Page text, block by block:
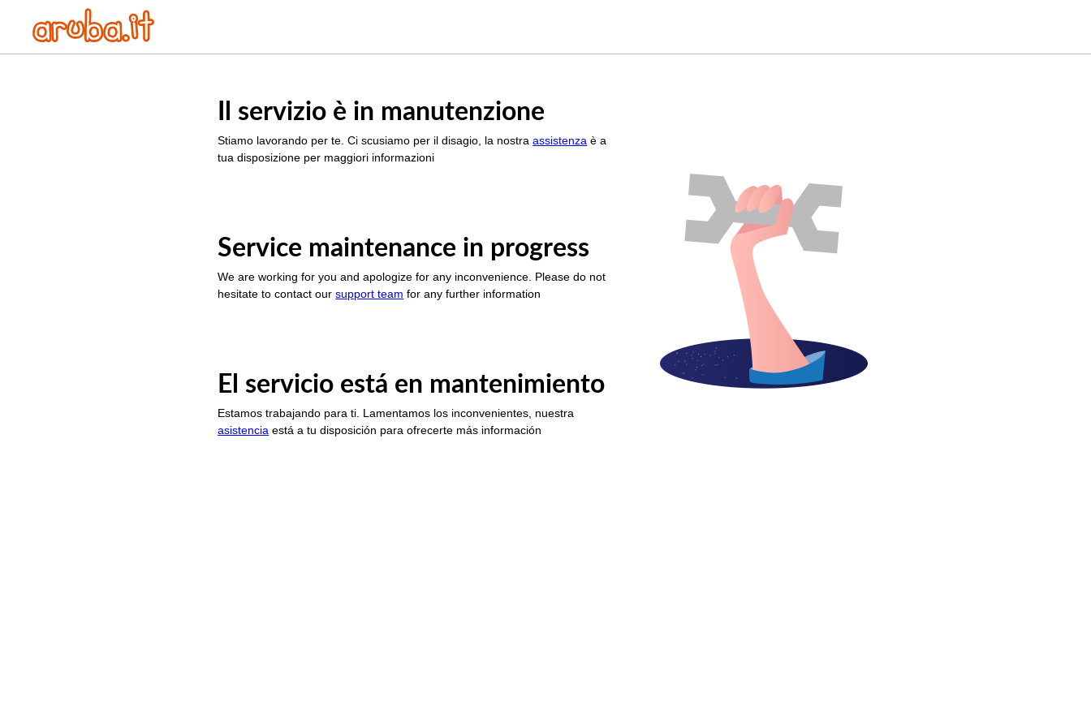
Il servizio è in manutenzione
Stiamo lavorando per te. Ci scusiamo per il disagio, la nostraassistenza è a
tua disposizione per maggiori informazioni
Service maintenance in progress
We are working for you and apologize for any inconvenience. Please do not
hesitate to contact oursupport team for any further information
El servicio está en mantenimiento
Estamos trabajando para ti. Lamentamos los inconvenientes, nuestra
asistencia está a tu disposición para ofrecerte más información